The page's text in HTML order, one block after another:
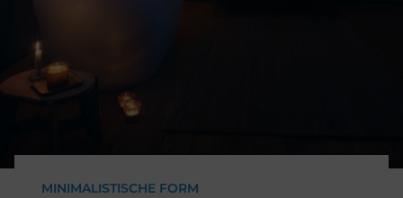
MINIMALISTISCHE FORM